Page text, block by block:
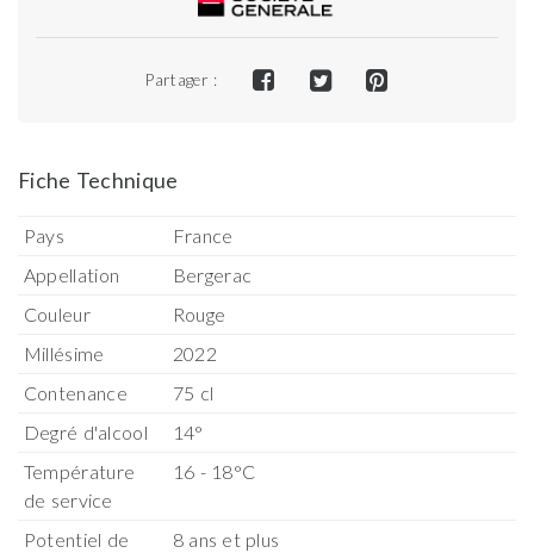
Partager :
Fiche Technique
Pays
France
Appellation
Bergerac
Couleur
Rouge
Millésime
2022
Contenance
75 cl
Degré d'alcool
14°
Température
de service
16 - 18°C
Potentiel de
8 ans et plus